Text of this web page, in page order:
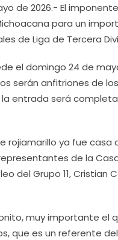
de 2026.- El
para un
de Liga de Tercera
el domingo 24 de
serán anfitriones de
la entrada será
rojiamarillo ya fue
de la
del Grupo 11,
muy importante el
que es un referente